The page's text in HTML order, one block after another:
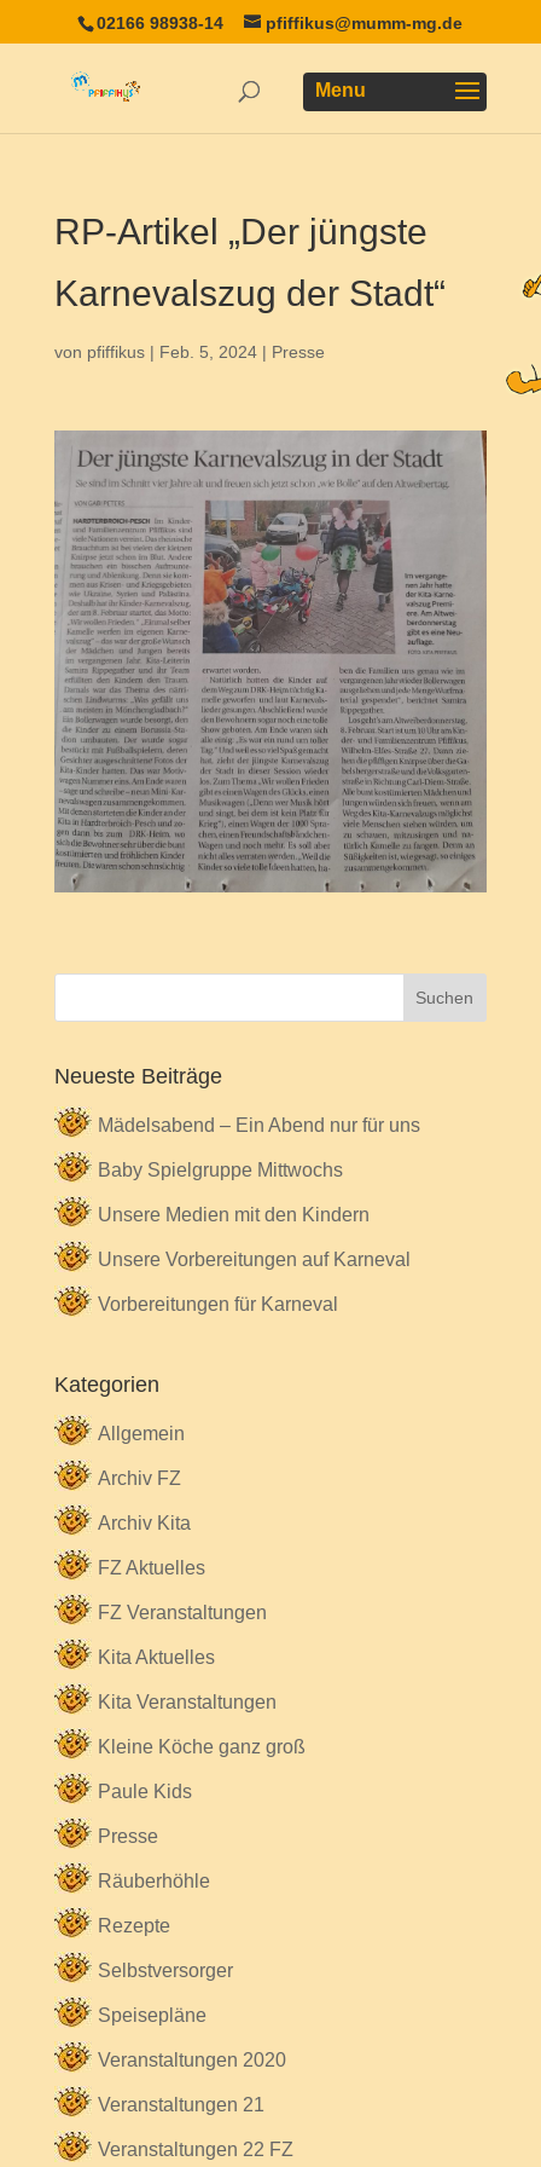
02166 98938-14 pfiffikus@mumm-mg.de
RP-Artikel „Der jüngste
Karnevalszug der Stadt“
von pfiffikus| Feb. 5, 2024| Presse
Neueste Beiträge
Mädelsabend – Ein Abend nur für uns
Baby Spielgruppe Mittwochs
Unsere Medien mit den Kindern
Unsere Vorbereitungen auf Karneval
Vorbereitungen für Karneval
Kategorien
Allgemein
Archiv FZ
Archiv Kita
FZ Aktuelles
FZ Veranstaltungen
Kita Aktuelles
Kita Veranstaltungen
Kleine Köche ganz groß
Paule Kids
Presse
Räuberhöhle
Rezepte
Selbstversorger
Speisepläne
Veranstaltungen 2020
Veranstaltungen 21
Veranstaltungen 22 FZ